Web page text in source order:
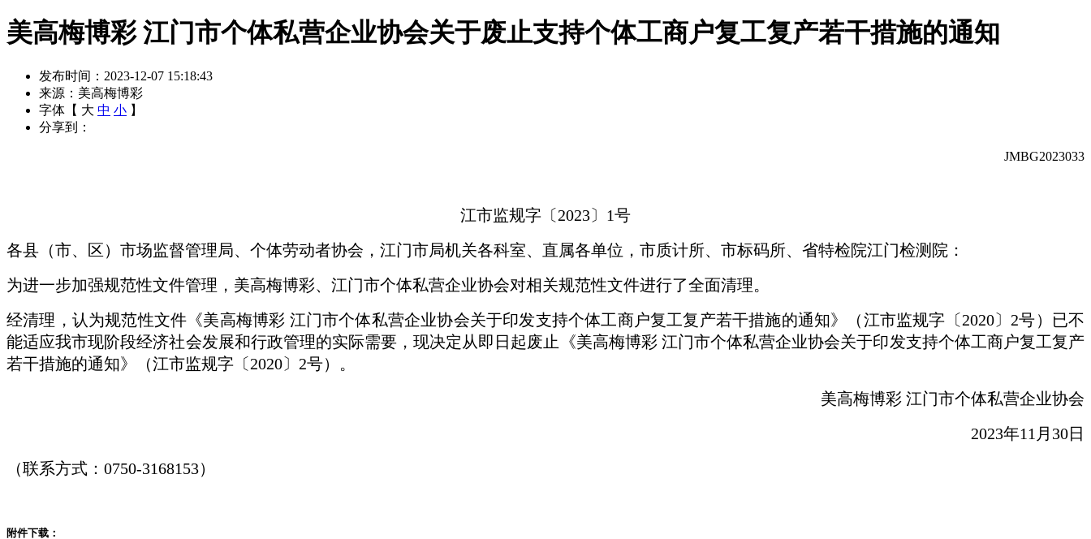
美高梅博彩 江门市个体私营企业协会关于废止支持个体工商户复工复产若干措施的通知
发布时间：2023-12-07 15:18:43
来源：美高梅博彩
字体【 大 中 小 】
分享到：
JMBG2023033
江市监规字〔2023〕1号
各县（市、区）市场监督管理局、个体劳动者协会，江门市局机关各科室、直属各单位，市质计所、市标码所、省特检院江门检测院：
为进一步加强规范性文件管理，美高梅博彩、江门市个体私营企业协会对相关规范性文件进行了全面清理。
经清理，认为规范性文件《美高梅博彩 江门市个体私营企业协会关于印发支持个体工商户复工复产若干措施的通知》（江市监规字〔2020〕2号）已不
能适应我市现阶段经济社会发展和行政管理的实际需要，现决定从即日起废止《美高梅博彩 江门市个体私营企业协会关于印发支持个体工商户复工复产
若干措施的通知》（江市监规字〔2020〕2号）。
美高梅博彩 江门市个体私营企业协会
2023年11月30日
（联系方式：0750-3168153）
附件下载：